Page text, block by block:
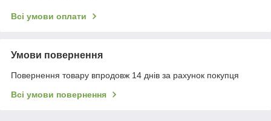
Всі умови оплати
Умови повернення
Повернення товару впродовж 14 днів за рахунок покупця
Всі умови повернення